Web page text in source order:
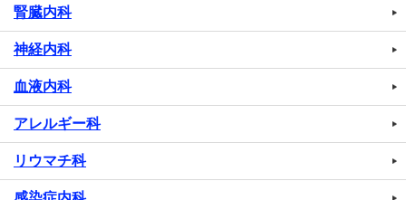
腎臓内科
神経内科
血液内科
アレルギー科
リウマチ科